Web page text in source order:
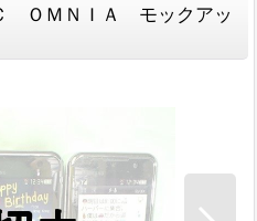
ＯＭＮＩＡ モックアッ